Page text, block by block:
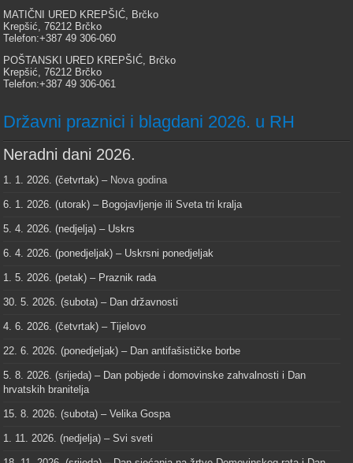
MATIČNI URED KREPŠIĆ, Brčko
Krepšić, 76212 Brčko
Telefon:+387 49 306-060
POŠTANSKI URED KREPŠIĆ, Brčko
Krepšić, 76212 Brčko
Telefon:+387 49 306-061
Državni praznici i blagdani 2026. u RH
Neradni dani 2026.
1. 1. 2026. (četvrtak) – Nova godina
6. 1. 2026. (utorak) – Bogojavljenje ili Sveta tri kralja
5. 4. 2026. (nedjelja) – Uskrs
6. 4. 2026. (ponedjeljak) – Uskrsni ponedjeljak
1. 5. 2026. (petak) – Praznik rada
30. 5. 2026. (subota) – Dan državnosti
4. 6. 2026. (četvrtak) – Tijelovo
22. 6. 2026. (ponedjeljak) – Dan antifašističke borbe
5. 8. 2026. (srijeda) – Dan pobjede i domovinske zahvalnosti i Dan
hrvatskih branitelja
15. 8. 2026. (subota) – Velika Gospa
1. 11. 2026. (nedjelja) – Svi sveti